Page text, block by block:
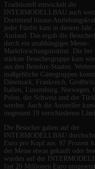
Traditionell entwickelt die
INTERMODELLBAU auch
Dortmund hinaus
jeder Fünfte kam in diesem Jahr
Ausland. Das ergab die
durch ein unabhängiges Messe-
Marktforschungsinstitut. Die bei
stärkste Besuchergruppe kam
aus den Benelux-Staaten. Weitere
maßgebliche Gästegruppen
Dänemark, Frankreich,
Italien, Luxemburg, Norwegen,
Polen, der Schweiz und der
werden. Auch die Aussteller
insgesamt 19 verschiedenen
Die Besucher gaben auf der
INTERMODELLBAU
Euro pro Kopf aus. 87 Prozent
der Messe etwas gekauft oder
wurden auf der
fast 20 Millionen Euro umgesetzt.